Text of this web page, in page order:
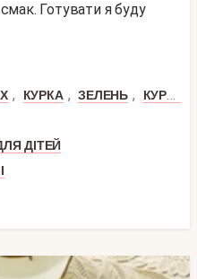
Готувати я буду
, КУРКА , ЗЕЛЕНЬ ,
КУРЯЧЕ ФІЛЕ
ДІТЕЙ